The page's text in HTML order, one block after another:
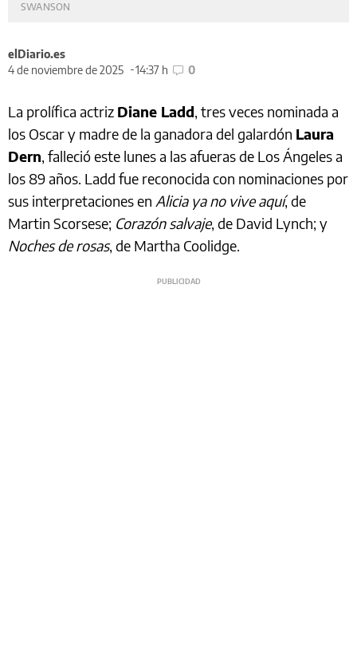
SWANSON
elDiario.es
4 de noviembre de 2025
14:37 h 0
La prolífica actriz Diane Ladd, tres veces nominada a
los Oscar y madre de la ganadora del galardón Laura
Dern, falleció este lunes a las afueras de Los Ángeles a
los 89 años. Ladd fue reconocida con nominaciones por
sus interpretaciones en Alicia ya no vive aquí, de
Martin Scorsese; Corazón salvaje, de David Lynch; y
Noches de rosas, de Martha Coolidge.